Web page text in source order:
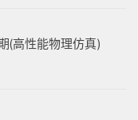
期(高性能物理仿真)